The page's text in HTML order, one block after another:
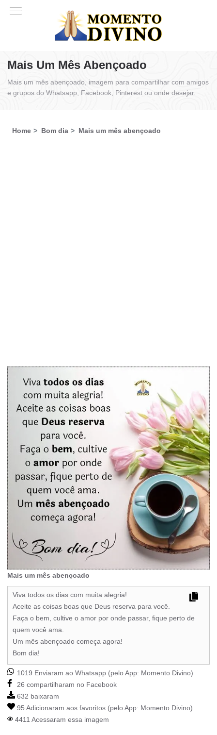
Mais Um Mês Abençoado
Mais um mês abençoado, imagem para compartilhar com amigos
e grupos do Whatsapp, Facebook, Pinterest ou onde desejar.
Home Bom dia Mais um mês abençoado
Mais um mês abençoado
Viva todos os dias com muita alegria!
Aceite as coisas boas que Deus reserva para você.
Faça o bem, cultive o amor por onde passar, fique perto de
quem você ama.
Um mês abençoado começa agora!
Bom dia!
1019 Enviaram ao Whatsapp (pelo App: Momento Divino)
26 compartilharam no Facebook
632 baixaram
95 Adicionaram aos favoritos (pelo App: Momento Divino)
4411 Acessaram essa imagem